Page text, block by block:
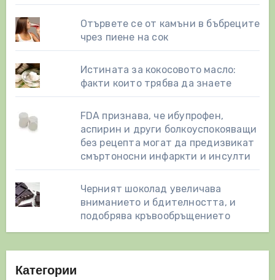
Отървете се от камъни в бъбреците
чрез пиене на сок
Истината за кокосовото масло:
факти които трябва да знаете
FDA признава, че ибупрофен,
аспирин и други болкоуспокояващи
без рецепта могат да предизвикат
смъртоносни инфаркти и инсулти
Черният шоколад увеличава
вниманието и бдителността, и
подобрява кръвообръщението
Категории